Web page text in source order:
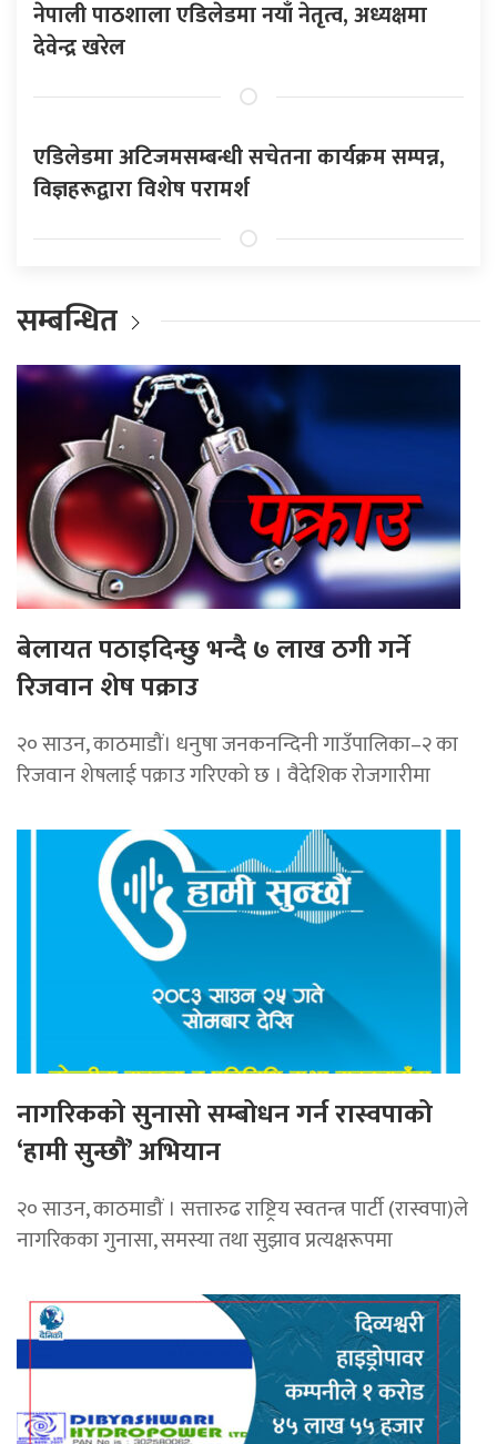
नेपाली पाठशाला एडिलेडमा नयाँ नेतृत्व, अध्यक्षमा
देवेन्द्र खरेल
एडिलेडमा अटिजमसम्बन्धी सचेतना कार्यक्रम सम्पन्न,
विज्ञहरूद्वारा विशेष परामर्श
सम्बन्धित
बेलायत पठाइदिन्छु भन्दै ७ लाख ठगी गर्ने
रिजवान शेष पक्राउ
२० साउन, काठमाडौं। धनुषा जनकनन्दिनी गाउँपालिका–२ का
रिजवान शेषलाई पक्राउ गरिएको छ । वैदेशिक रोजगारीमा
नागरिकको सुनासो सम्बोधन गर्न रास्वपाको
‘हामी सुन्छौं’ अभियान
२० साउन, काठमाडौं । सत्तारुढ राष्ट्रिय स्वतन्त्र पार्टी (रास्वपा)ले
नागरिकका गुनासा, समस्या तथा सुझाव प्रत्यक्षरूपमा